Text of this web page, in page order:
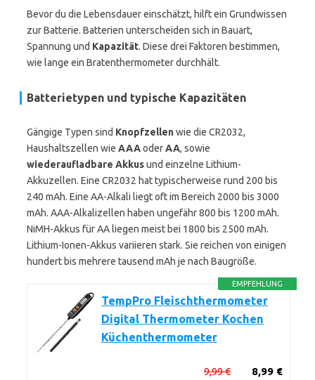
Bevor du die Lebensdauer einschätzt, hilft ein Grundwissen
zur Batterie. Batterien unterscheiden sich in Bauart,
Spannung und Kapazität. Diese drei Faktoren bestimmen,
wie lange ein Bratenthermometer durchhält.
Batterietypen und typische Kapazitäten
Gängige Typen sind Knopfzellenwie die CR2032,
Haushaltszellen wie AAAoderAA, sowie
wiederaufladbare Akkusund einzelne Lithium-
Akkuzellen. Eine CR2032 hat typischerweise rund 200 bis
240 mAh. Eine AA-Alkali liegt oft im Bereich 2000 bis 3000
mAh. AAA-Alkalizellen haben ungefähr 800 bis 1200 mAh.
NiMH-Akkus für AA liegen meist bei 1800 bis 2500 mAh.
Lithium-Ionen-Akkus variieren stark. Sie reichen von einigen
hundert bis mehrere tausend mAh je nach Baugröße.
EMPFEHLUNG
TempPro Fleischthermometer
Digital Thermometer Kochen
Küchenthermometer
8,99 €
9,99 €